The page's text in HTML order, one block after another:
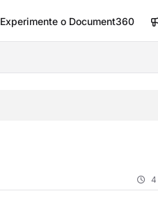
Experimente o Document360
4